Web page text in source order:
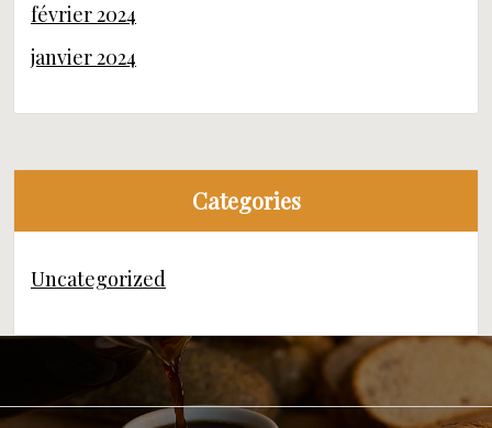
février 2024
janvier 2024
Categories
Uncategorized